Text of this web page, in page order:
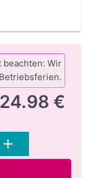
beachten: Wir
24.98 €